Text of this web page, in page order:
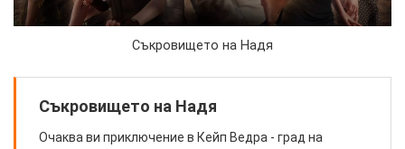
Съкровището на Надя
Съкровището на Надя
Очаква ви приключение в Кейп Ведра - град на